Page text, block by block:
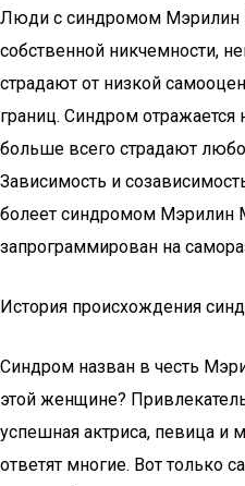
Люди с синдромом
собственной никчемности,
страдают от низкой
границ. Синдром отражается
больше всего страдают
Зависимость и
болеет синдромом Мэрилин
запрограммирован на
История происхождения
Синдром назван в честь
этой женщине?
успешная актриса, певица и
ответят многие. Вот только